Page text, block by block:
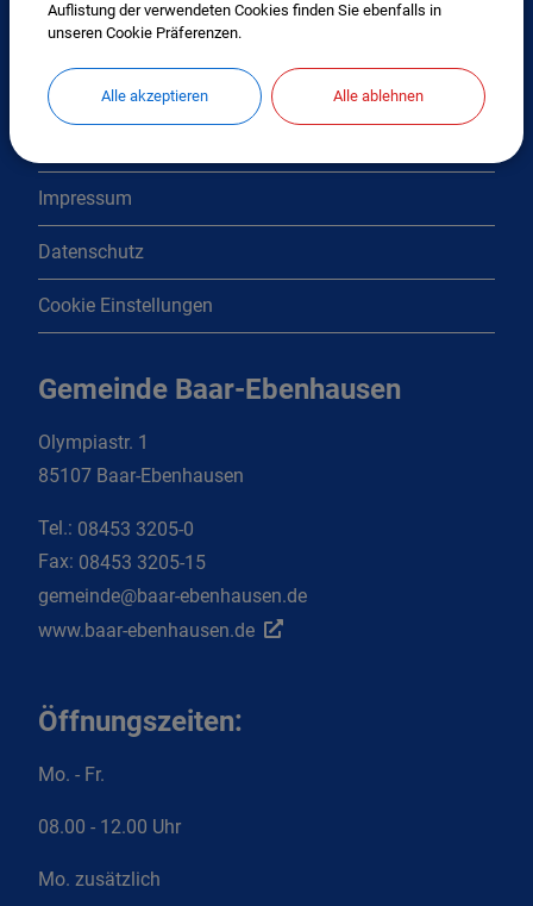
Kontakt
Inhaltsverzeichnis
Impressum
Datenschutz
Cookie Einstellungen
Gemeinde Baar-Ebenhausen
Olympiastr. 1
85107 Baar-Ebenhausen
Tel.: 08453 3205-0
Fax: 08453 3205-15
gemeinde@baar-ebenhausen.de
www.baar-ebenhausen.de
Öffnungszeiten:
Mo. - Fr.
08.00 - 12.00 Uhr
Mo. zusätzlich
Auflistung der verwendeten Cookies finden Sie ebenfalls in
unseren Cookie Präferenzen.
Alle akzeptieren Alle ablehnen